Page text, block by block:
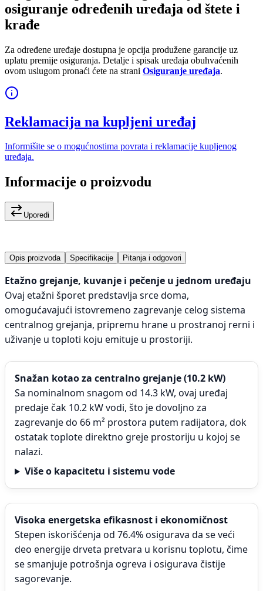
osiguranje određenih uređaja od štete i
krađe
Za određene uređaje dostupna je opcija produžene garancije uz
uplatu premije osiguranja. Detalje i spisak uređaja obuhvaćenih
ovom uslugom pronaći ćete na strani Osiguranje uređaja.
Reklamacija na kupljeni uređaj
Informišite se o mogućnostima povrata i reklamacije kupljenog
uređaja.
Informacije o proizvodu
Uporedi
Opis proizvoda Specifikacije Pitanja i odgovori
Etažno grejanje, kuvanje i pečenje u jednom uređaju
Ovaj etažni šporet predstavlja srce doma,
omogućavajući istovremeno zagrevanje celog sistema
centralnog grejanja, pripremu hrane u prostranoj rerni i
uživanje u toploti koju emituje u prostoriji.
Snažan kotao za centralno grejanje (10.2 kW)
Sa nominalnom snagom od 14.3 kW, ovaj uređaj
predaje čak 10.2 kW vodi, što je dovoljno za
zagrevanje do 66 m² prostora putem radijatora, dok
ostatak toplote direktno greje prostoriju u kojoj se
nalazi.
Više o kapacitetu i sistemu vode
Visoka energetska efikasnost i ekonomičnost
Stepen iskorišćenja od 76.4% osigurava da se veći
deo energije drveta pretvara u korisnu toplotu, čime
se smanjuje potrošnja ogreva i osigurava čistije
sagorevanje.